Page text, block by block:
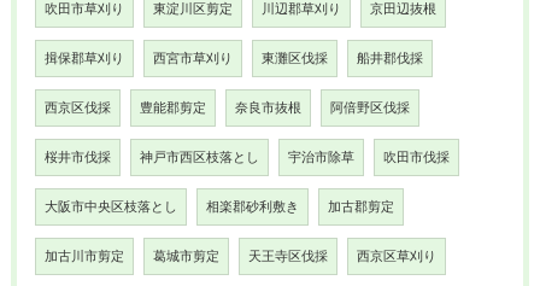
吹田市草刈り 東淀川区剪定 川辺郡草刈り 京田辺抜根
揖保郡草刈り 西宮市草刈り 東灘区伐採 船井郡伐採
西京区伐採 豊能郡剪定 奈良市抜根 阿倍野区伐採
桜井市伐採 神戸市西区枝落とし 宇治市除草 吹田市伐採
大阪市中央区枝落とし 相楽郡砂利敷き 加古郡剪定
加古川市剪定 葛城市剪定 天王寺区伐採 西京区草刈り